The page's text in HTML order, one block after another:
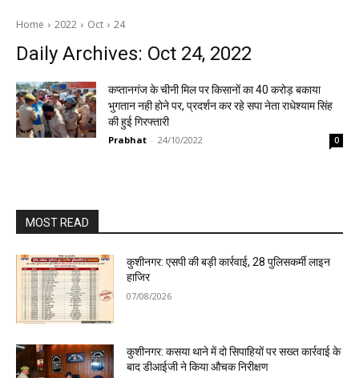
Home 2022 Oct 24
Daily Archives: Oct 24, 2022
कप्तानगंज के चीनी मिल पर किसानों का 40 करोड़ बकाया
भुगतान नही होने पर, प्रदर्शन कर रहे सपा नेता राधेश्याम सिंह
की हुई गिरफ्तारी
Prabhat - 24/10/2022 0
MOST READ
कुशीनगर: एसपी की बड़ी कार्रवाई, 28 पुलिसकर्मी लाइन
हाजिर
07/08/2026
कुशीनगर: कसया थाने में दो सिपाहियों पर सख्त कार्रवाई के
बाद डीआईजी ने किया औचक निरीक्षण